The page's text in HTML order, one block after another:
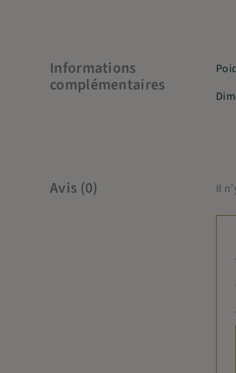
Informations
complémentaires
Avis (0) Il